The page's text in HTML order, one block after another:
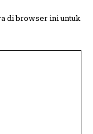
di browser ini untuk